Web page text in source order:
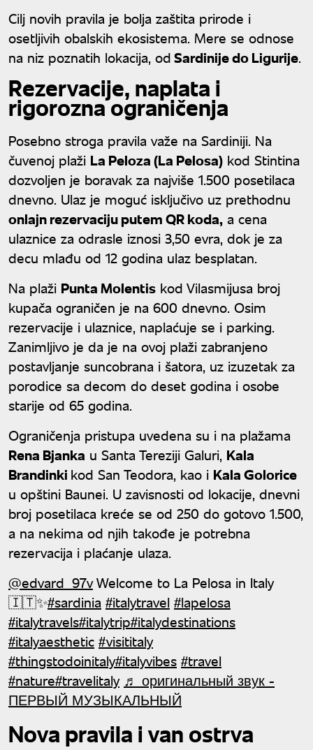
daha
Cilj novih pravila je bolja zaštita prirode i
osetljivih obalskih ekosistema. Mere se odnose
na niz poznatih lokacija, odSardinije do Ligurije.
Rezervacije, naplata i
rigorozna ograničenja
Posebno stroga pravila važe na Sardiniji. Na
čuvenoj plaži La Peloza (La Pelosa) kod Stintina
dozvoljen je boravak za najviše 1.500 posetilaca
dnevno. Ulaz je moguć isključivo uz prethodnu
onlajn rezervaciju putem QR koda, a cena
ulaznice za odrasle iznosi 3,50 evra, dok je za
decu mlađu od 12 godina ulaz besplatan.
Na plaži Punta Molentis kod Vilasmijusa broj
kupača ograničen je na 600 dnevno. Osim
rezervacije i ulaznice, naplaćuje se i parking.
Zanimljivo je da je na ovoj plaži zabranjeno
postavljanje suncobrana i šatora, uz izuzetak za
porodice sa decom do deset godina i osobe
starije od 65 godina.
Ograničenja pristupa uvedena su i na plažama
Rena Bjanka u Santa Tereziji Galuri, Kala
Brandinki kod San Teodora, kao i Kala Golorice
u opštini Baunei. U zavisnosti od lokacije, dnevni
broj posetilaca kreće se od 250 do gotovo 1.500,
a na nekima od njih takođe je potrebna
rezervacija i plaćanje ulaza.
@edvard_97vWelcome to La Pelosa in Italy
🇮🇹✨#sardinia #italytravel #lapelosa
#italytravels#italytrip#italydestinations
#italyaesthetic #visititaly
#thingstodoinitaly#italyvibes #travel
#nature#travelitaly ♬ оригинальный звук -
ПЕРВЫЙ МУЗЫКАЛЬНЫЙ
Nova pravila i van ostrva